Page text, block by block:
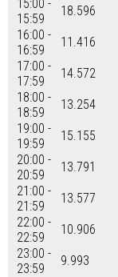
15:00 -
15:59
18.596
16:00 -
16:59
11.416
17:00 -
17:59
14.572
18:00 -
18:59
13.254
19:00 -
19:59
15.155
20:00 -
20:59
13.791
21:00 -
21:59
13.577
22:00 -
22:59
10.906
23:00 -
23:59
9.993